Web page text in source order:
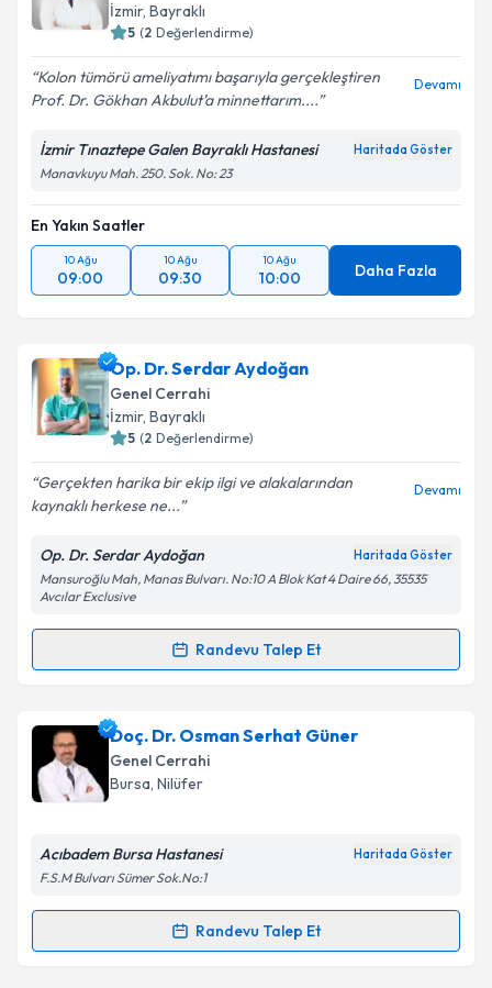
İzmir, Bayraklı
5 (2 Değerlendirme)
Kolon tümörü ameliyatımı başarıyla gerçekleştiren
Prof. Dr. Gökhan Akbulut’a minnettarım....
Devamı
İzmir Tınaztepe Galen Bayraklı Hastanesi Haritada Göster
Manavkuyu Mah. 250. Sok. No: 23
En Yakın Saatler
10 Ağu
09:00
10 Ağu
09:30
10 Ağu
10:00 Daha Fazla
Op. Dr. Serdar Aydoğan
Genel Cerrahi
İzmir, Bayraklı
5 (2 Değerlendirme)
Gerçekten harika bir ekip ilgi ve alakalarından
kaynaklı herkese ne...
Devamı
Op. Dr. Serdar Aydoğan Haritada Göster
Mansuroğlu Mah, Manas Bulvarı. No:10 A Blok Kat 4 Daire 66, 35535
Avcılar Exclusive
Randevu Talep Et
Randevu Takvimi Talebi
Op. Dr. Serdar Aydoğaniçin randevu takvimi talebi
oluşturun. Size bu uzmandan randevu almanız için bir
takvim hazırlandığında e-posta ile bilgilendireceğiz.
Kişisel verilerimin işlenmesine ilişkin
Metni'ni okudum ve kişisel verilerimin belirtilen
Doç. Dr. Osman Serhat Güner
Genel Cerrahi
Bursa, Nilüfer
Acıbadem Bursa Hastanesi Haritada Göster
F.S.M Bulvarı Sümer Sok.No:1
Randevu Talep Et
Randevu Takvimi Talebi